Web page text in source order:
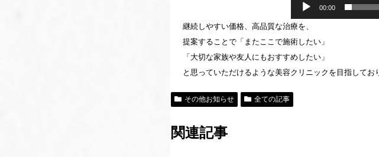
00:00
継続しやすい価格、高品質な治療を、
提案することで「またここで施術したい」
「大切な家族や友人にもおすすめしたい」
と思っていただけるような美容クリニックを目指してお
その他お知らせ 全ての記事
関連記事